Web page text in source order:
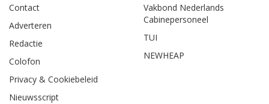
Contact
Adverteren
Redactie
Colofon
Privacy & Cookiebeleid
Nieuwsscript
Vakbond Nederlands
Cabinepersoneel
TUI
NEWHEAP